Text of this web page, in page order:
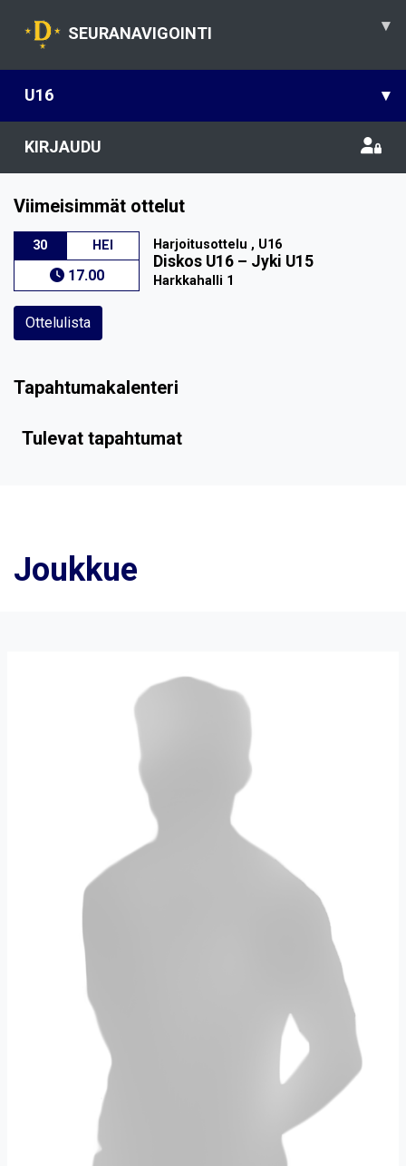
SEURANAVIGOINTI ▾
U16 ▾
KIRJAUDU
Viimeisimmät ottelut
30 HEI
17.00
Harjoitusottelu , U16
Diskos U16 – Jyki U15
Harkkahalli 1
Ottelulista
Tapahtumakalenteri
Tulevat tapahtumat
Joukkue